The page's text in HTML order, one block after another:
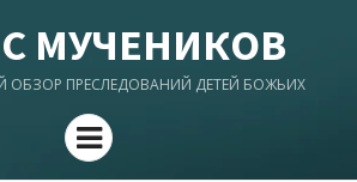
МУЧЕНИКОВ
ПРЕСЛЕДОВАНИЙ ДЕТЕЙ БОЖЬИХ
Menu